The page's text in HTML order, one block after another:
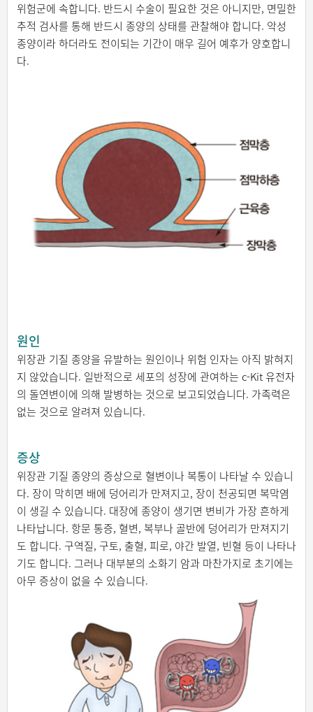
위험군에 속합니다. 반드시 수술이 필요한 것은 아니지만, 면밀한
추적 검사를 통해 반드시 종양의 상태를 관찰해야 합니다. 악성
종양이라 하더라도 전이되는 기간이 매우 길어 예후가 양호합니
다.
원인
위장관 기질 종양을 유발하는 원인이나 위험 인자는 아직 밝혀지
지 않았습니다. 일반적으로 세포의 성장에 관여하는 c-Kit 유전자
의 돌연변이에 의해 발병하는 것으로 보고되었습니다. 가족력은
없는 것으로 알려져 있습니다.
증상
위장관 기질 종양의 증상으로 혈변이나 복통이 나타날 수 있습니
다. 장이 막히면 배에 덩어리가 만져지고, 장이 천공되면 복막염
이 생길 수 있습니다. 대장에 종양이 생기면 변비가 가장 흔하게
나타납니다. 항문 통증, 혈변, 복부나 골반에 덩어리가 만져지기
도 합니다. 구역질, 구토, 출혈, 피로, 야간 발열, 빈혈 등이 나타나
기도 합니다. 그러나 대부분의 소화기 암과 마찬가지로 초기에는
아무 증상이 없을 수 있습니다.